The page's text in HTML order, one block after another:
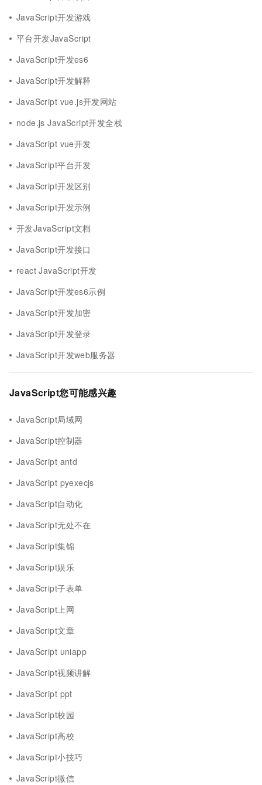
JavaScript开发游戏
平台开发JavaScript
JavaScript开发es6
JavaScript开发解释
JavaScript vue.js开发网站
node.js JavaScript开发全栈
JavaScript vue开发
JavaScript平台开发
JavaScript开发区别
JavaScript开发示例
开发JavaScript文档
JavaScript开发接口
react JavaScript开发
JavaScript开发es6示例
JavaScript开发加密
JavaScript开发登录
JavaScript开发web服务器
JavaScript您可能感兴趣
JavaScript局域网
JavaScript控制器
JavaScript antd
JavaScript pyexecjs
JavaScript自动化
JavaScript无处不在
JavaScript集锦
JavaScript娱乐
JavaScript子表单
JavaScript上网
JavaScript文章
JavaScript uniapp
JavaScript视频讲解
JavaScript ppt
JavaScript校园
JavaScript高校
JavaScript小技巧
JavaScript微信